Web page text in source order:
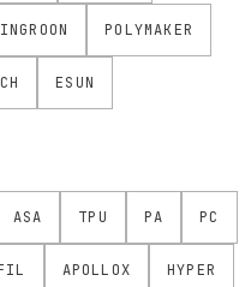
POLYMAKER
ESUN
ASA TPU PA PC
APOLLOX HYPER